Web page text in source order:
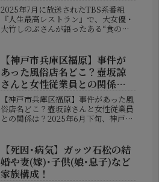
2025年7月に放送されたTBS系番組
『人生最高レストラン』で、大女優・
大竹しのぶさんが語ったある“食の場
んが、ある有名女優に対して放ったひ
と言がきっかけでした。本記事では...
【神戸市兵庫区福原】事件が
あった風俗店名どこ？壺坂諒
さんと女性従業員との関係
は？
【神戸市兵庫区福原】事件があった風
俗店名どこ？壺坂諒さんと女性従業員
との関係は？2025年6月下旬、神戸市
その後死亡が確認された事件が大きな
注目を集めています。兵庫県警によ...
【死因･病気】ガッツ石松の結
婚や妻(嫁)･子供(娘･息子)など
家族構成！